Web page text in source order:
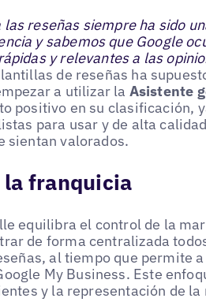
reseñas siempre ha sido
y sabemos que Google
y relevantes a las
de reseñas ha
a utilizar la Asistente
positivo en su clasificación,
para usar y de alta
sientan valorados.
la franquicia
equilibra el control de la
de forma centralizada
al tiempo que permite
My Business. Este
y la representación de la